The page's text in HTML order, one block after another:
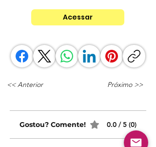
Acessar
<< Anterior Próximo >>
Gostou? Comente! 0.0 / 5 (0)